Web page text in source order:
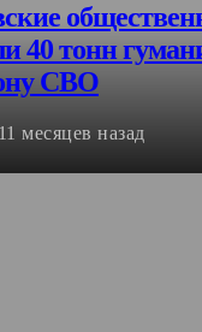
40 тонн
СВО
11 месяцев назад